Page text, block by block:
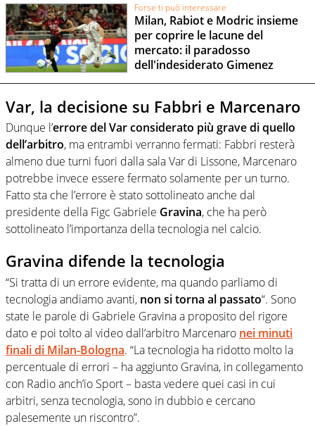
Forse ti può interessare
Milan, Rabiot e Modric insieme
per coprire le lacune del
mercato: il paradosso
dell'indesiderato Gimenez
Var, la decisione su Fabbri e Marcenaro
Dunque l’errore del Var considerato più grave di quello
dell’arbitro, ma entrambi verranno fermati: Fabbri resterà
almeno due turni fuori dalla sala Var di Lissone, Marcenaro
potrebbe invece essere fermato solamente per un turno.
Fatto sta che l’errore è stato sottolineato anche dal
presidente della Figc Gabriele Gravina, che ha però
sottolineato l’importanza della tecnologia nel calcio.
Gravina difende la tecnologia
“Si tratta di un errore evidente, ma quando parliamo di
tecnologia andiamo avanti, non si torna al passato“. Sono
state le parole di Gabriele Gravina a proposito del rigore
dato e poi tolto al video dall’arbitro Marcenaro nei minuti
finali di Milan-Bologna. “La tecnologia ha ridotto molto la
percentuale di errori – ha aggiunto Gravina, in collegamento
con Radio anch’io Sport – basta vedere quei casi in cui
arbitri, senza tecnologia, sono in dubbio e cercano
palesemente un riscontro”.